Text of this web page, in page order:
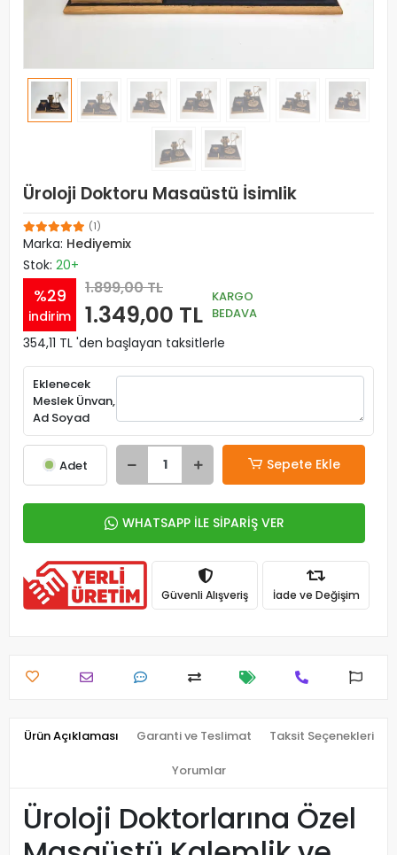
Üroloji Doktoru Masaüstü İsimlik
(1)
Marka: Hediyemix
Stok: 20+
%29
indirim
1.899,00 TL
1.349,00 TL
KARGO
BEDAVA
354,11 TL 'den başlayan taksitlerle
Eklenecek
Meslek Ünvan,
Ad Soyad
Adet Sepete Ekle
WHATSAPP İLE SİPARİŞ VER
Güvenli Alışveriş İade ve Değişim
Ürün Açıklaması Garanti ve Teslimat Taksit Seçenekleri
Yorumlar
Üroloji Doktorlarına Özel